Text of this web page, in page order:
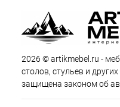
2026 © artikmebel.ru -
столов, стульев и
защищена законом об